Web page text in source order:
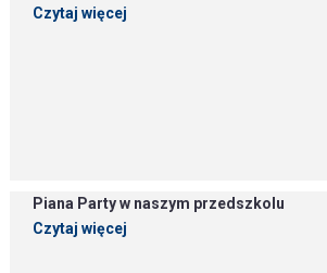
Czytaj więcej
Piana Party w naszym przedszkolu
Czytaj więcej